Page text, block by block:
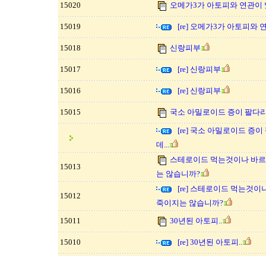
15020 오메가3가 아토피와 연관이
15019 [re] 오메가3가 아토피와
15018 신랑피부
15017 [re] 신랑피부
15016 [re] 신랑피부
15015 국소 아밀로이드 증이 팔다
[re] 국소 아밀로이드 증
데...
15013
스테로이드 먹는것이나 바
는 않습니까?
15012
[re] 스테로이드 먹는것이
죽이지는 않습니까?
15011
30년된 아토피..
15010 [re] 30년된 아토피..